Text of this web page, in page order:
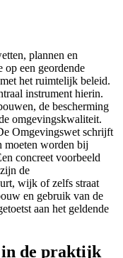
plannen en
op een geordende
het ruimtelijk beleid.
instrument hierin.
de bescherming
omgevingskwaliteit.
Omgevingswet schrijft
moeten worden bij
concreet voorbeeld
de
wijk of zelfs straat
en gebruik van de
aan het geldende
in de praktijk